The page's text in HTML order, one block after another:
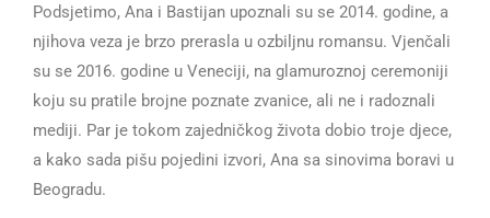
Podsjetimo, Ana i Bastijan upoznali su se 2014. godine, a
njihova veza je brzo prerasla u ozbiljnu romansu. Vjenčali
su se 2016. godine u Veneciji, na glamuroznoj ceremoniji
koju su pratile brojne poznate zvanice, ali ne i radoznali
mediji. Par je tokom zajedničkog života dobio troje djece,
a kako sada pišu pojedini izvori, Ana sa sinovima boravi u
Beogradu.